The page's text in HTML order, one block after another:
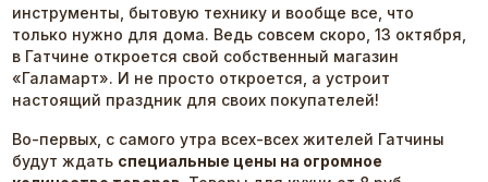
инструменты, бытовую технику и вообще все, что
только нужно для дома. Ведь совсем скоро, 13 октября,
в Гатчине откроется свой собственный магазин
«Галамарт». И не просто откроется, а устроит
настоящий праздник для своих покупателей!
Во-первых, с самого утра всех-всех жителей Гатчины
будут ждать специальные цены на огромное